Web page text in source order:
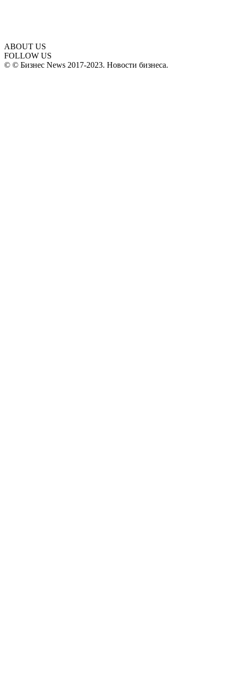
ABOUT US
FOLLOW US
© © Бизнес News 2017-2023. Новости бизнеса.